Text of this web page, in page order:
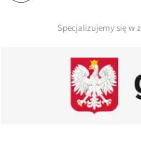
Specjalizujemy się w